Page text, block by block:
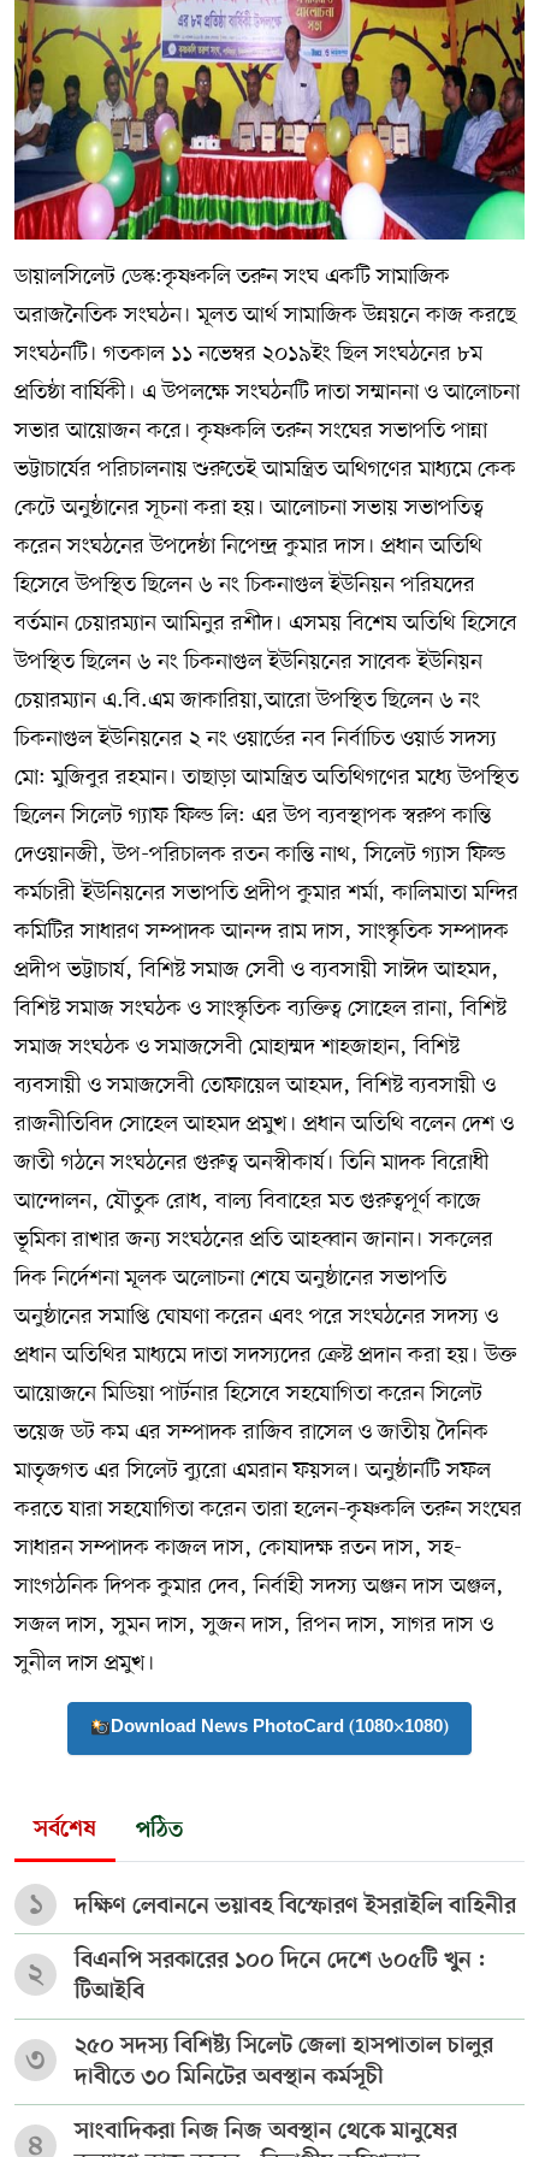
ডায়ালসিলেট ডেস্ক:কৃষ্ণকলি তরুন সংঘ একটি সামাজিক
অরাজনৈতিক সংঘঠন। মূলত আর্থ সামাজিক উন্নয়নে কাজ করছে
সংঘঠনটি। গতকাল ১১ নভেম্বর ২০১৯ইং ছিল সংঘঠনের ৮ম
প্রতিষ্ঠা বার্ষিকী। এ উপলক্ষে সংঘঠনটি দাতা সম্মাননা ও আলোচনা
সভার আয়োজন করে। কৃষ্ণকলি তরুন সংঘের সভাপতি পান্না
ভট্টাচার্যের পরিচালনায় শুরুতেই আমন্ত্রিত অথিগণের মাধ্যমে কেক
কেটে অনুষ্ঠানের সূচনা করা হয়। আলোচনা সভায় সভাপতিত্ব
করেন সংঘঠনের উপদেষ্ঠা নিপেন্দ্র কুমার দাস। প্রধান অতিথি
হিসেবে উপস্থিত ছিলেন ৬ নং চিকনাগুল ইউনিয়ন পরিষদের
বর্তমান চেয়ারম্যান আমিনুর রশীদ। এসময় বিশেষ অতিথি হিসেবে
উপস্থিত ছিলেন ৬ নং চিকনাগুল ইউনিয়নের সাবেক ইউনিয়ন
চেয়ারম্যান এ.বি.এম জাকারিয়া,আরো উপস্থিত ছিলেন ৬ নং
চিকনাগুল ইউনিয়নের ২ নং ওয়ার্ডের নব নির্বাচিত ওয়ার্ড সদস্য
মো: মুজিবুর রহমান। তাছাড়া আমন্ত্রিত অতিথিগণের মধ্যে উপস্থিত
ছিলেন সিলেট গ্যাফ ফিল্ড লি: এর উপ ব্যবস্থাপক স্বরুপ কান্তি
দেওয়ানজী, উপ-পরিচালক রতন কান্তি নাথ, সিলেট গ্যাস ফিল্ড
কর্মচারী ইউনিয়নের সভাপতি প্রদীপ কুমার শর্মা, কালিমাতা মন্দির
কমিটির সাধারণ সম্পাদক আনন্দ রাম দাস, সাংস্কৃতিক সম্পাদক
প্রদীপ ভট্টাচার্য, বিশিষ্ট সমাজ সেবী ও ব্যবসায়ী সাঈদ আহমদ,
বিশিষ্ট সমাজ সংঘঠক ও সাংস্কৃতিক ব্যক্তিত্ব সোহেল রানা, বিশিষ্ট
সমাজ সংঘঠক ও সমাজসেবী মোহাম্মদ শাহজাহান, বিশিষ্ট
ব্যবসায়ী ও সমাজসেবী তোফায়েল আহমদ, বিশিষ্ট ব্যবসায়ী ও
রাজনীতিবিদ সোহেল আহমদ প্রমুখ। প্রধান অতিথি বলেন দেশ ও
জাতী গঠনে সংঘঠনের গুরুত্ব অনস্বীকার্য। তিনি মাদক বিরোধী
আন্দোলন, যৌতুক রোধ, বাল্য বিবাহের মত গুরুত্বপূর্ণ কাজে
ভূমিকা রাখার জন্য সংঘঠনের প্রতি আহব্বান জানান। সকলের
দিক নির্দেশনা মূলক অলোচনা শেষে অনুষ্ঠানের সভাপতি
অনুষ্ঠানের সমাপ্তি ঘোষণা করেন এবং পরে সংঘঠনের সদস্য ও
প্রধান অতিথির মাধ্যমে দাতা সদস্যদের ক্রেষ্ট প্রদান করা হয়। উক্ত
আয়োজনে মিডিয়া পার্টনার হিসেবে সহযোগিতা করেন সিলেট
ভয়েজ ডট কম এর সম্পাদক রাজিব রাসেল ও জাতীয় দৈনিক
মাতৃজগত এর সিলেট ব্যুরো এমরান ফয়সল। অনুষ্ঠানটি সফল
করতে যারা সহযোগিতা করেন তারা হলেন-কৃষ্ণকলি তরুন সংঘের
সাধারন সম্পাদক কাজল দাস, কোষাদক্ষ রতন দাস, সহ-
সাংগঠনিক দিপক কুমার দেব, নির্বাহী সদস্য অঞ্জন দাস অঞ্জল,
সজল দাস, সুমন দাস, সুজন দাস, রিপন দাস, সাগর দাস ও
সুনীল দাস প্রমুখ।
Download News PhotoCard (1080×1080)
সর্বশেষ পঠিত
১ দক্ষিণ লেবাননে ভয়াবহ বিস্ফোরণ ইসরাইলি বাহিনীর
২
বিএনপি সরকারের ১০০ দিনে দেশে ৬০৫টি খুন :
টিআইবি
৩
২৫০ সদস্য বিশিষ্ট্য সিলেট জেলা হাসপাতাল চালুর
দাবীতে ৩০ মিনিটের অবস্থান কর্মসূচী
৪
সাংবাদিকরা নিজ নিজ অবস্থান থেকে মানুষের
সম্পাদকীয় কলাম
ABOUT US
DIAL SYLHET